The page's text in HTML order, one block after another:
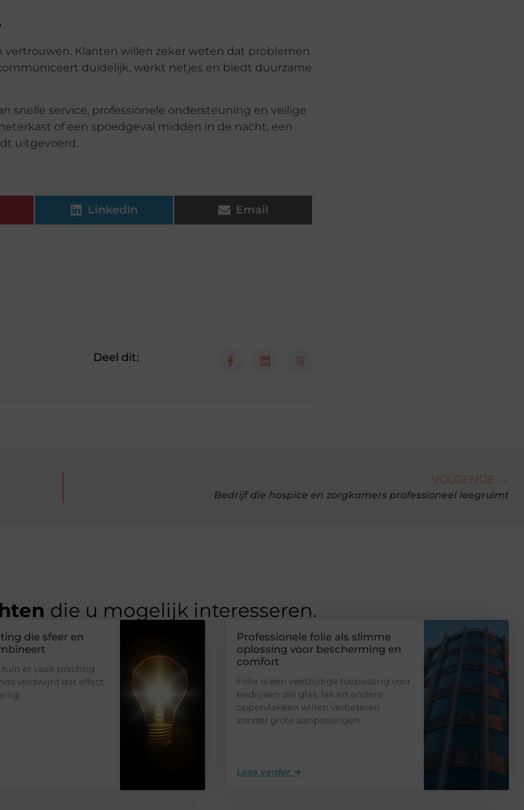
Klanten willen zeker weten dat problemen
duidelijk, werkt netjes en biedt duurzame
snelle service, professionele ondersteuning en veilige
of een spoedgeval midden in de nacht, een
uitgevoerd.
LinkedIn Email
Deel dit:
VOLGENDE →
Bedrijf die hospice en zorgkamers professioneel leegruimt
die u mogelijk interesseren.
die sfeer en
tuin er vaak prachtig
verdwijnt dat effect.
Professionele folie als slimme
oplossing voor bescherming en
comfort
Folie is een veelzijdige toepassing voor
bedrijven die glas, lak en andere
oppervlakken willen verbeteren
zonder grote aanpassingen
Lees verder ➜